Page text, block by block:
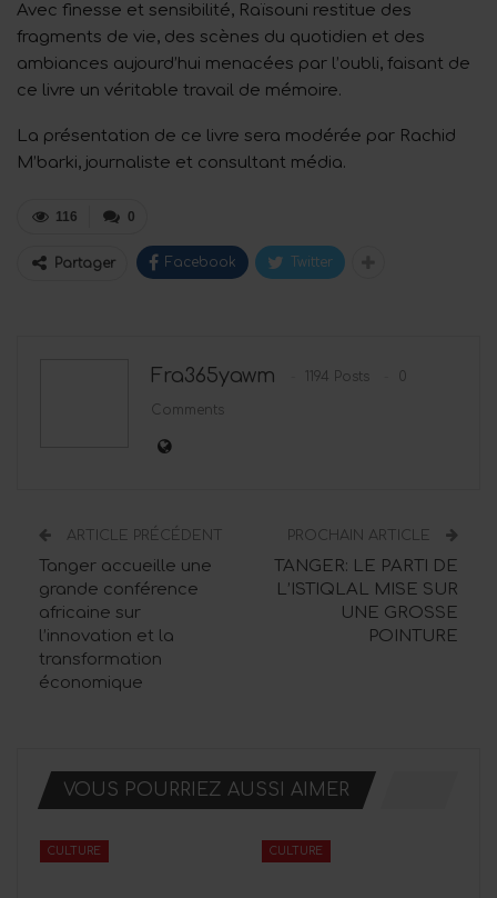
Avec finesse et sensibilité, Raïsouni restitue des
fragments de vie, des scènes du quotidien et des
ambiances aujourd’hui menacées par l’oubli, faisant de
ce livre un véritable travail de mémoire.
La présentation de ce livre sera modérée par Rachid
M’barki, journaliste et consultant média.
0
116
Partager Facebook Twitter
Fra365yawm 1194 Posts 0
Comments
ARTICLE PRÉCÉDENT
Tanger accueille une
grande conférence
africaine sur
l’innovation et la
transformation
économique
PROCHAIN ARTICLE
TANGER: LE PARTI DE
L’ISTIQLAL MISE SUR
UNE GROSSE
POINTURE
VOUS POURRIEZ AUSSI AIMER
CULTURE CULTURE